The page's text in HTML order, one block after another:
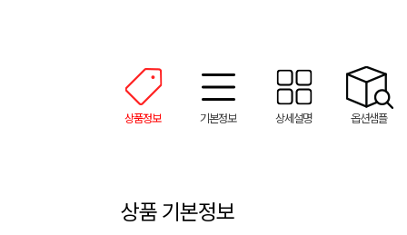
상품정보 기본정보 상세설명 옵션샘플
상품 기본정보